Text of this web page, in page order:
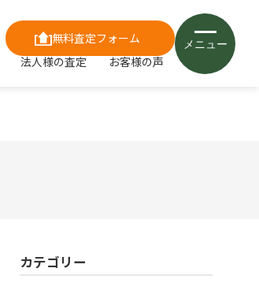
無料査定フォーム
法人様の査定 お客様の声
メニュー
カテゴリー